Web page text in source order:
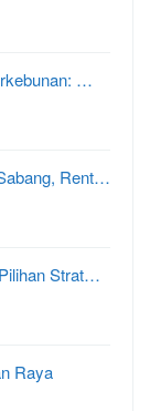
…
Rent…
Strat…
Raya